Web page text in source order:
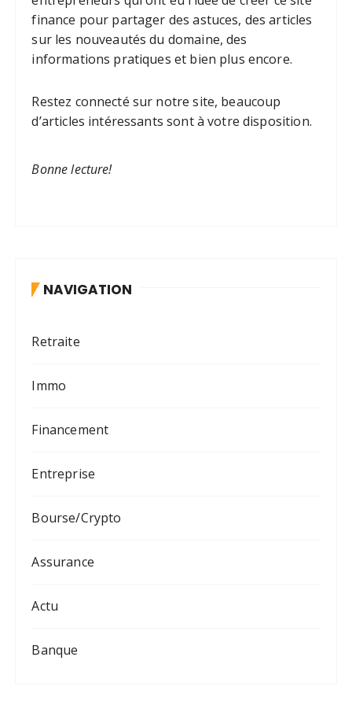
finance pour partager des astuces, des articles
sur les nouveautés du domaine, des
informations pratiques et bien plus encore.
Restez connecté sur notre site, beaucoup
d’articles intéressants sont à votre disposition.
Bonne lecture!
NAVIGATION
Retraite
Immo
Financement
Entreprise
Bourse/Crypto
Assurance
Actu
Banque